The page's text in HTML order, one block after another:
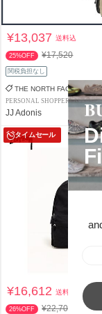
¥13,037送料込
25%OFF ¥17,520
関税負担なし
THE NORTH FACE
PERSONAL SHOPPER
JJ Adonis
タイムセール
¥16,612送料込
26%OFF ¥22,700